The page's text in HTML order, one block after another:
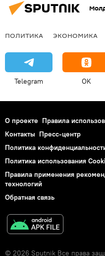
ПОЛИТИКА ЭКОНОМИКА
Telegram OK
О проекте Правила
Контакты Пресс-центр
Политика
Политика использования
Правила применения
технологий
Обратная связь
© 2026 Sputnik Все права